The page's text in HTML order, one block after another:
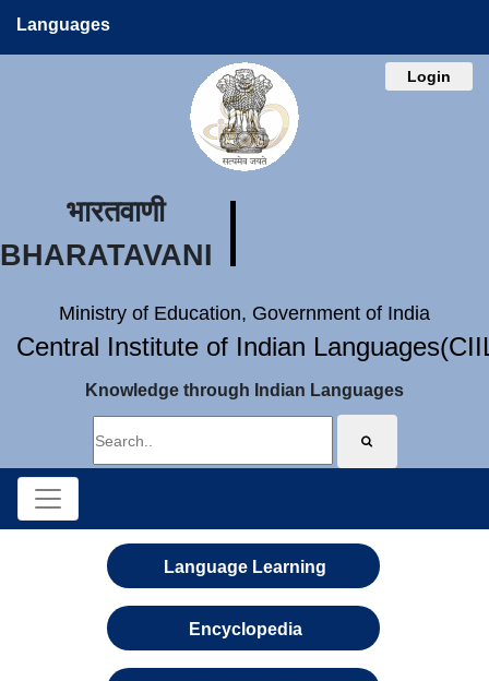
Languages
Login
भारतवाणी
BHARATAVANI
Ministry of Education, Government of India
Central Institute of Indian
Knowledge through Indian Languages
Language Learning
Encyclopedia